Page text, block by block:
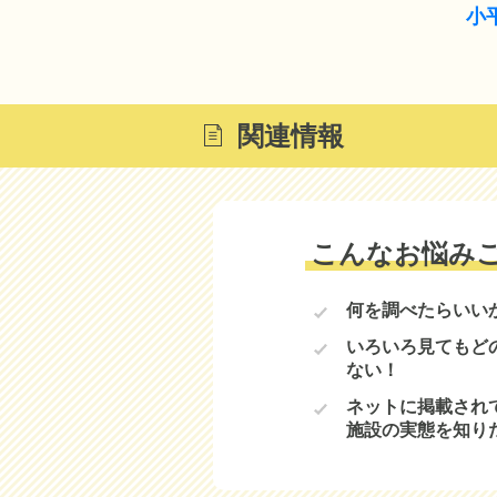
小
関連情報
こんなお悩み
何を調べたらいい
いろいろ見てもど
ない！
ネットに掲載され
施設の実態を知り